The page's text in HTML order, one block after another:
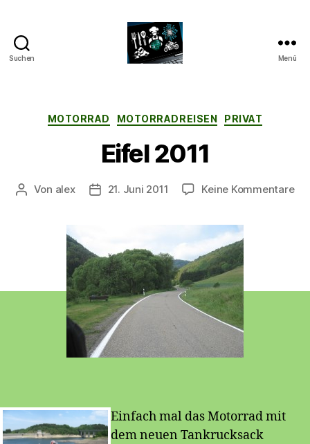
Suchen Menü
Kategorien
MOTORRAD MOTORRADREISEN PRIVAT
Eifel 2011
Beitragsautor
Von alex Beitragsdatum
21. Juni 2011 Keine Kommentarezu
Einfach mal das Motorrad mit
dem neuen Tankrucksack